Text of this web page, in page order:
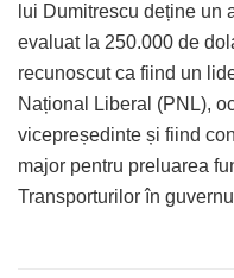
lui Dumitrescu deține un
evaluat la 250.000 de
recunoscut ca fiind un
Național Liberal (PNL),
vicepreședinte și fiind
major pentru preluarea
Transporturilor în